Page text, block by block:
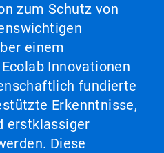
zum Schutz von
einem
Innovationen
fundierte
Erkenntnisse,
erstklassiger
Diese